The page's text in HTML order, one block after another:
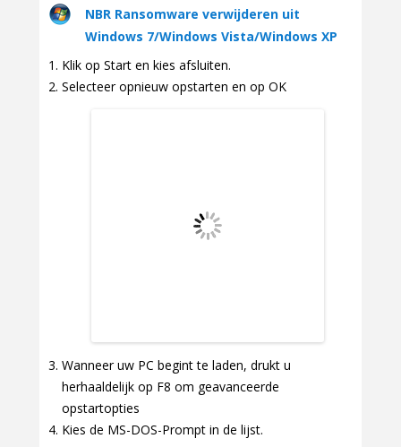
NBR Ransomware verwijderen uit
Windows 7/Windows Vista/Windows XP
Klik op Start en kies afsluiten.
Selecteer opnieuw opstarten en op OK
Wanneer uw PC begint te laden, drukt u
herhaaldelijk op F8 om geavanceerde
opstartopties
Kies de MS-DOS-Prompt in de lijst.